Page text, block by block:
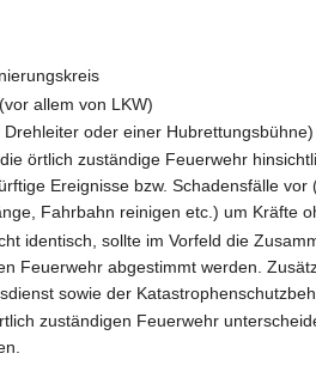
allem von LKW)
oder einer Hubrettungsbühne)
örtlich zuständige Feuerwehr
Ereignisse bzw. Schadensfälle
Fahrbahn reinigen etc.) um Kräfte
identisch, sollte im Vorfeld die
Feuerwehr abgestimmt werden.
sowie der
zuständigen Feuerwehr